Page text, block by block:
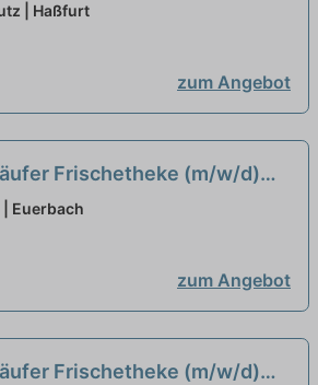
(m/w/d)
| Haßfurt
zum Angebot
Frischetheke (m/w/d)
| Euerbach
zum Angebot
Frischetheke (m/w/d)